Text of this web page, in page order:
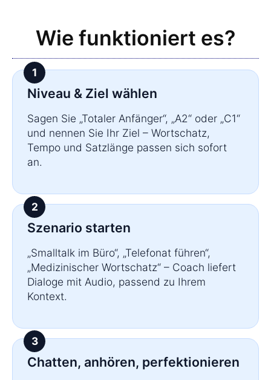
Wie funktioniert es?
Niveau & Ziel wählen
Sagen Sie „Totaler Anfänger“, „A2“ oder „C1“
und nennen Sie Ihr Ziel – Wortschatz,
Tempo und Satzlänge passen sich sofort
an.
Szenario starten
„Smalltalk im Büro“, „Telefonat führen“,
„Medizinischer Wortschatz“ – Coach liefert
Dialoge mit Audio, passend zu Ihrem
Kontext.
Chatten, anhören, perfektionieren